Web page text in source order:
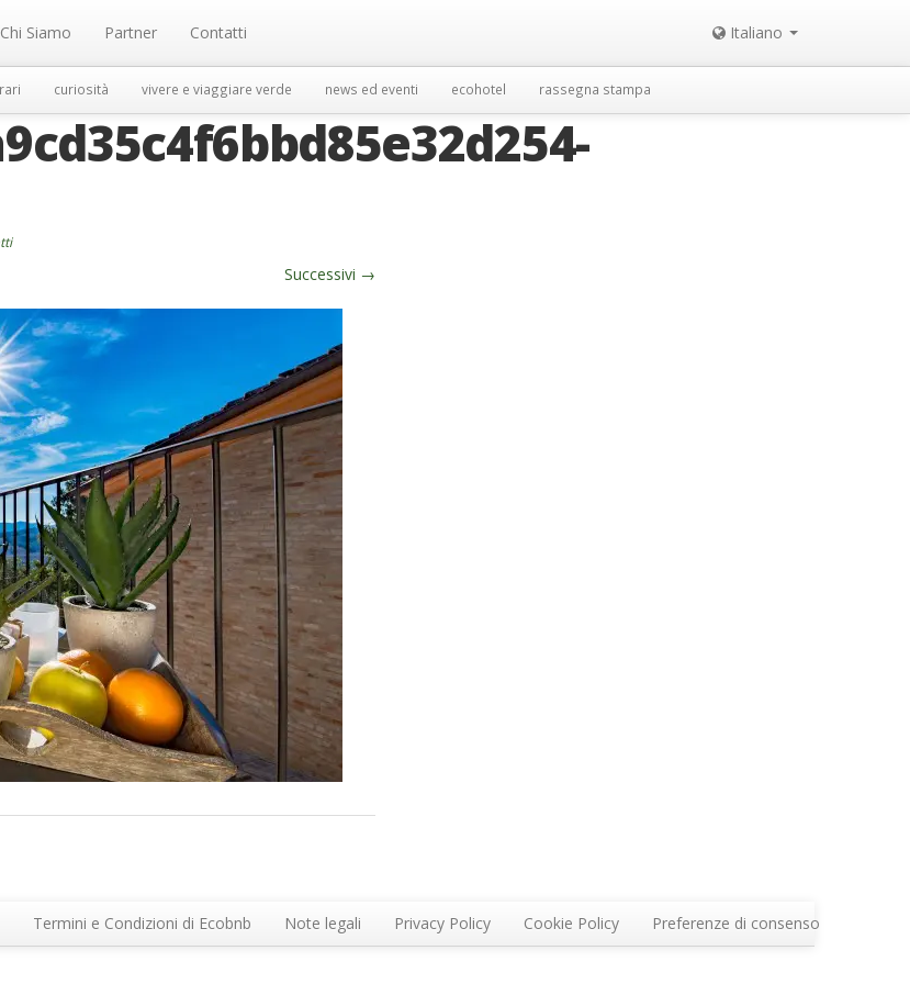
Chi Siamo Partner Contatti Italiano
curiosità vivere e viaggiare verde news ed eventi ecohotel rassegna stampa
Successivi →
Termini e Condizioni di Ecobnb Note legali Privacy Policy Cookie Policy Preferenze di consenso